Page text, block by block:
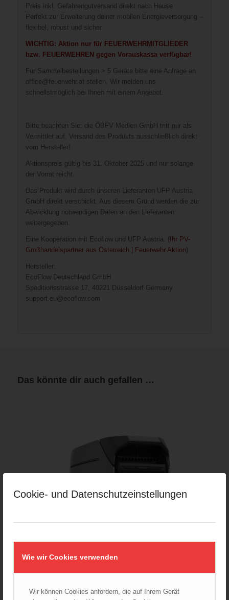
Cookie- und Datenschutzeinstellungen
Wie wir Cookies verwenden
Wir können Cookies anfordern, die auf Ihrem Gerät
Preis inkl. Gefahrengutversand direkt nach Hause
Perfekt zur Erweiterung deiner mobilen Energieversorgung –
flexibel, robust und sicher.
WICHTIG: Aktion nur für FEUERWEHRMITGLIEDER
bzw. FEUERWEHREN gegen Vorauskassa verfügbar!
Für Sammelbestellungen > 5 Geräte bitte eine Anfrage an
office@feuerwehr.at stellen. Wir melden uns
schnellstmöglich bei Ihnen mit einem Angebot.
Bitte beachten Sie: die ÖBFV Medien GmbH tritt nur als
Vermittler auf. Versand des Produkts ausschließlich direkt
vom Hersteller!
Aktionspreis gültig bis 31. Oktober 2025 und nur solange
der Vorrat reicht.
Das Produkt wird durch unseren Lieferanten UFP Austria
GmbH direkt verschickt. Aus diesem Grund werden die zur
Abwicklung notwendigen Daten an den Lieferanten
weitergegeben.
Eine Kooperation mit Ecoflow und UFP Austria. (Ihr PV-
Großhandelspartner aus Österreich | Feuerwehr Aktion)
Hersteller:
EcoFlow Deutschland GmbH
Speditionsstrasse 17, 40221 Düsseldorf Germany
support.eu@ecoflow.com
Das könnte dir auch gefallen …
EcoFlow PowerStation Delta Pro 3